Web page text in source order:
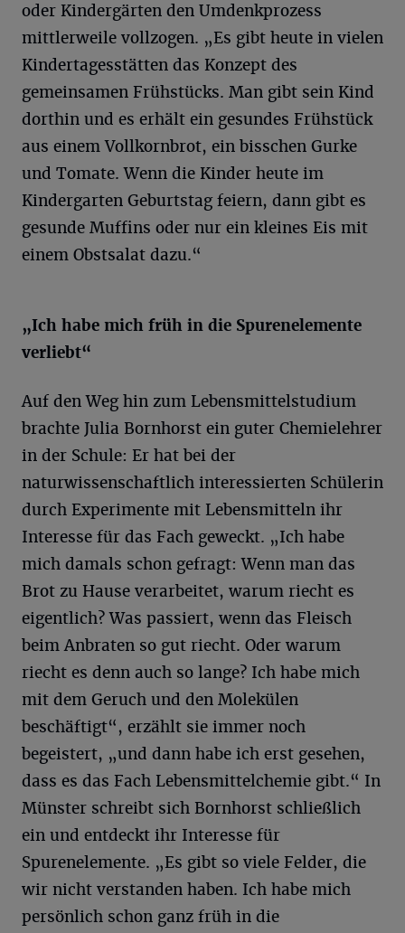
oder Kindergärten den Umdenkprozess
mittlerweile vollzogen. „Es gibt heute in vielen
Kindertagesstätten das Konzept des
gemeinsamen Frühstücks. Man gibt sein Kind
dorthin und es erhält ein gesundes Frühstück
aus einem Vollkornbrot, ein bisschen Gurke
und Tomate. Wenn die Kinder heute im
Kindergarten Geburtstag feiern, dann gibt es
gesunde Muffins oder nur ein kleines Eis mit
einem Obstsalat dazu.“
„Ich habe mich früh in die Spurenelemente
verliebt“
Auf den Weg hin zum Lebensmittelstudium
brachte Julia Bornhorst ein guter Chemielehrer
in der Schule: Er hat bei der
naturwissenschaftlich interessierten Schülerin
durch Experimente mit Lebensmitteln ihr
Interesse für das Fach geweckt. „Ich habe
mich damals schon gefragt: Wenn man das
Brot zu Hause verarbeitet, warum riecht es
eigentlich? Was passiert, wenn das Fleisch
beim Anbraten so gut riecht. Oder warum
riecht es denn auch so lange? Ich habe mich
mit dem Geruch und den Molekülen
beschäftigt“, erzählt sie immer noch
begeistert, „und dann habe ich erst gesehen,
dass es das Fach Lebensmittelchemie gibt.“ In
Münster schreibt sich Bornhorst schließlich
ein und entdeckt ihr Interesse für
Spurenelemente. „Es gibt so viele Felder, die
wir nicht verstanden haben. Ich habe mich
persönlich schon ganz früh in die